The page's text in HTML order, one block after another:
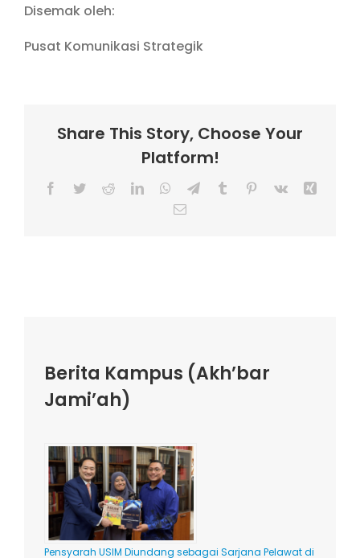
Disemak oleh:
Pusat Komunikasi Strategik
Share This Story, Choose Your
Platform!
Facebook
TwitterRedditLinkedInWhatsApp
TelegramTumblr Pinterest
Vk
Email
Berita Kampus (Akh’bar
Jami’ah)
Pensyarah USIM Diundang sebagai Sarjana Pelawat di